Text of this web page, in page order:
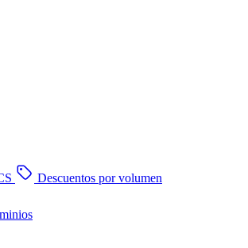
Descuentos por volumen